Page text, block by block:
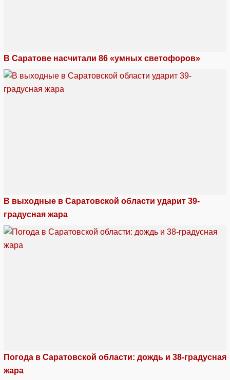
В Саратове насчитали 86 «умных светофоров»
В выходные в Саратовской области ударит 39-
градусная жара
Погода в Саратовской области: дождь и 38-градусная
жара